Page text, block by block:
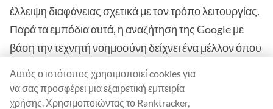
έλλειψη διαφάνειας σχετικά με τον τρόπο λειτουργίας.
Παρά τα εμπόδια αυτά, η αναζήτηση της Google με
βάση την τεχνητή νοημοσύνη δείχνει ένα μέλλον όπου
ταχύτερη, ευκολότερη και αποτελεσματικότερη.
Αυτός ο ιστότοπος χρησιμοποιεί cookies για
να σας προσφέρει μια εξαιρετική εμπειρία
χρήσης. Χρησιμοποιώντας το Ranktracker,